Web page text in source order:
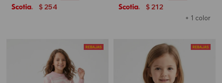
$ 254
+ 1 color
$ 212